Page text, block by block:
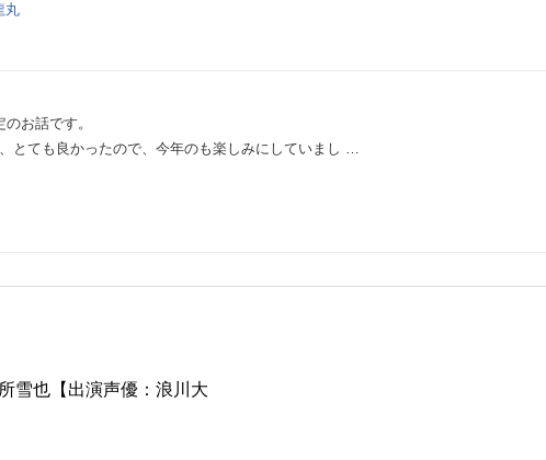
丸
お話です。
とても良かったので、今年のも楽しみにしていまし …
雪也【出演声優：浪川大